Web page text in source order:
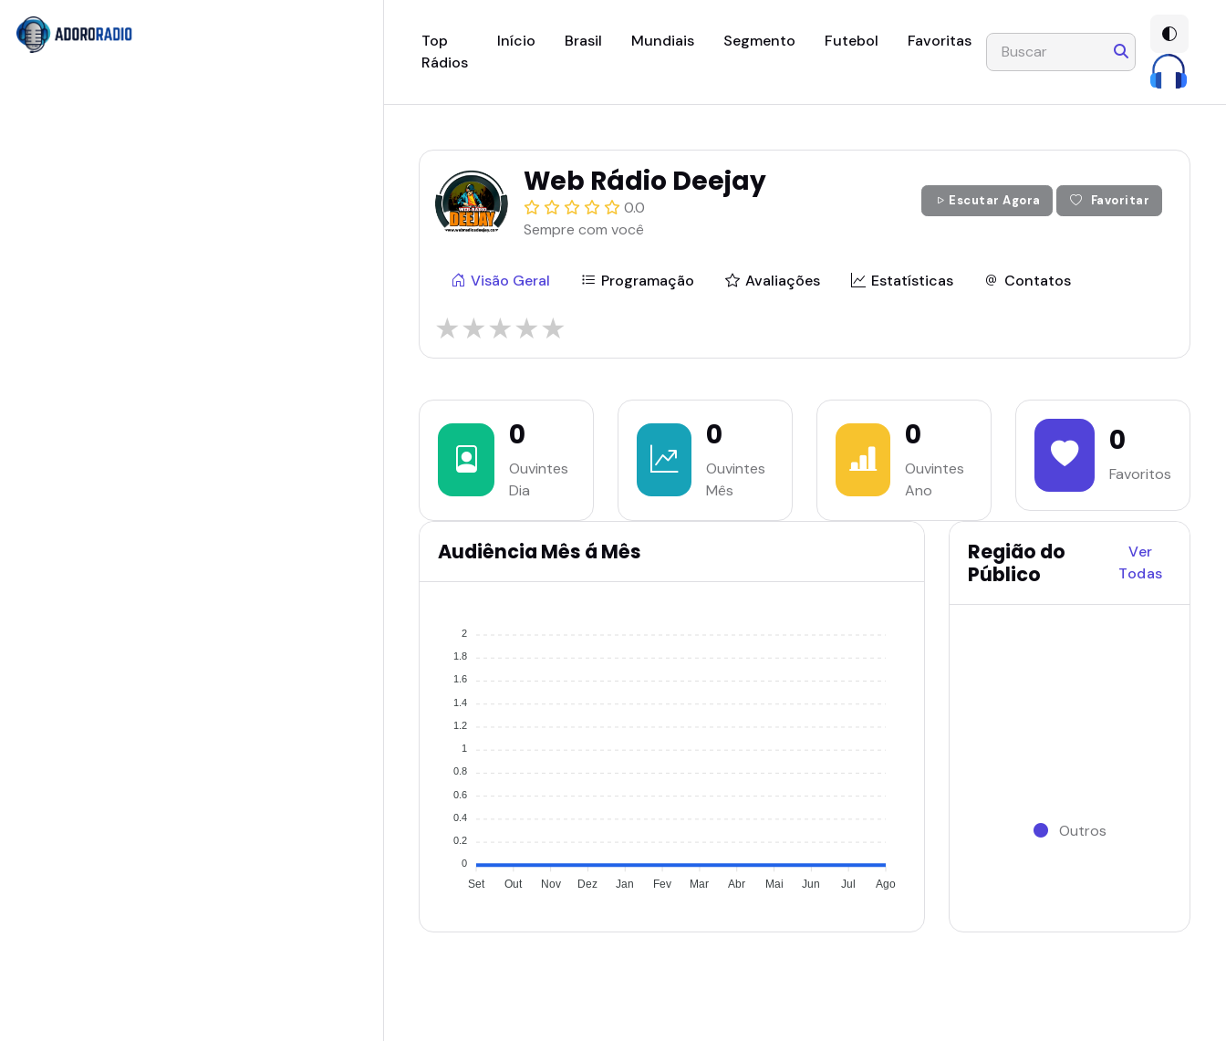
Top
Rádios
Início(current)
Brasil Mundiais Segmento Futebol Favoritas
Web Rádio Deejay
0.0
Sempre com você
Escutar Agora Favoritar
Visão Geral Programação Avaliações Estatísticas Contatos
★★★★★
0
Ouvintes
Dia
0
Ouvintes
Mês
0
Ouvintes
Ano
0
Favoritos
Audiência Mês á Mês
2
1.8
1.6
1.4
1.2
1
0.8
0.6
0.4
0.2
0
Set Out Nov Dez Jan Fev Mar Abr Mai Jun Jul Ago
Região do
Público
Ver
Todas
Outros